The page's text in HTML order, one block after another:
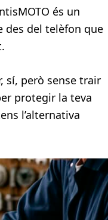
és un
des del telèfon que
sí, però sense trair
protegir la teva
l’alternativa